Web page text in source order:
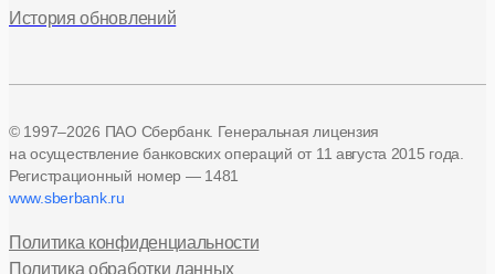
История обновлений
© 1997–2026 ПАО Сбербанк. Генеральная лицензия
на осуществление банковских операций от 11 августа 2015 года.
Регистрационный номер — 1481
www.sberbank.ru
Политика конфиденциальности
Политика обработки данных